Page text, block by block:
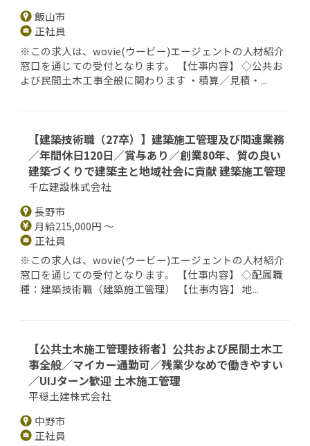
飯山市
正社員
※この求人は、wovie(ウービー)エージェントの人材紹介
窓口を通じての受付となります。 【仕事内容】 ◇公共お
よび民間土木工事全般に関わります ・積算／見積・...
【建築技術職（27卒）】建築施工管理及び関連業務
／年間休日120日／賞与あり／創業80年、質の良い
建築づくりで建築主と地域社会に貢献 建築施工管理
千広建設株式会社
長野市
月給215,000円 ～
正社員
※この求人は、wovie(ウービー)エージェントの人材紹介
窓口を通じての受付となります。 【仕事内容】 ◇配属職
種：建築技術職（建築施工管理） 【仕事内容】 地...
【公共土木施工管理技術者】公共および民間土木工
事全般／マイカー通勤可／残業少なめで働きやすい
／UIJターン歓迎 土木施工管理
平穏土建株式会社
中野市
正社員